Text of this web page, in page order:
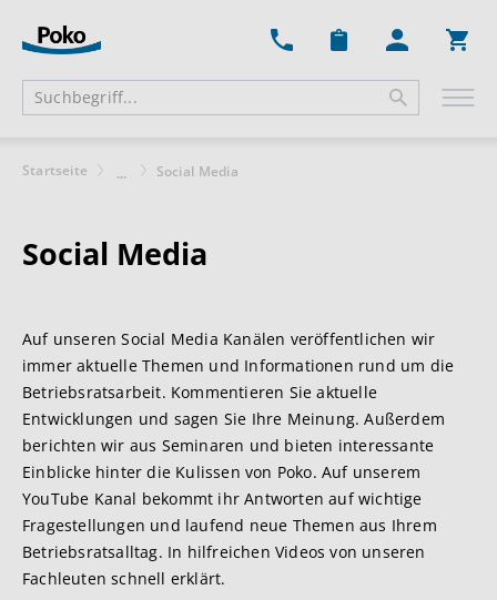
Startseite ... Social Media
Social Media
Auf unseren Social Media Kanälen veröffentlichen wir
immer aktuelle Themen und Informationen rund um die
Betriebsratsarbeit. Kommentieren Sie aktuelle
Entwicklungen und sagen Sie Ihre Meinung. Außerdem
berichten wir aus Seminaren und bieten interessante
Einblicke hinter die Kulissen von Poko. Auf unserem
YouTube Kanal bekommt ihr Antworten auf wichtige
Fragestellungen und laufend neue Themen aus Ihrem
Betriebsratsalltag. In hilfreichen Videos von unseren
Fachleuten schnell erklärt.